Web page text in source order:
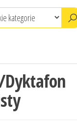
Dyktafon